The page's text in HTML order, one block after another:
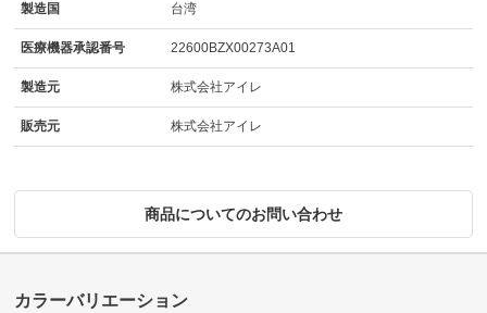
製造国 台湾
医療機器承認番号 22600BZX00273A01
製造元 株式会社アイレ
販売元 株式会社アイレ
商品についてのお問い合わせ